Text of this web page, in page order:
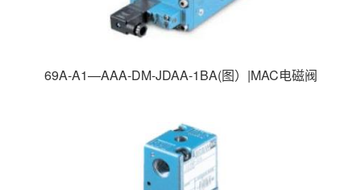
69A-A1—AAA-DM-JDAA-1BA(图）|MAC电磁阀